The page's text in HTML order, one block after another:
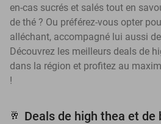
en-cas sucrés et salés tout en
de thé ? Ou préférez-vous opter
alléchant, accompagné lui aussi
Découvrez les meilleurs deals de
dans la région et profitez au
!
🥂 Deals de high thea et de